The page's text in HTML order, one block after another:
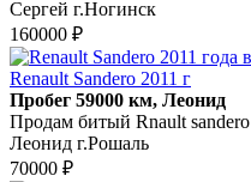
Сергей г.Ногинск
160000 ₽
Renault Sandero 2011 г
Пробег 59000 км, Леонид
Продам битый Rnault
Леонид г.Рошаль
70000 ₽